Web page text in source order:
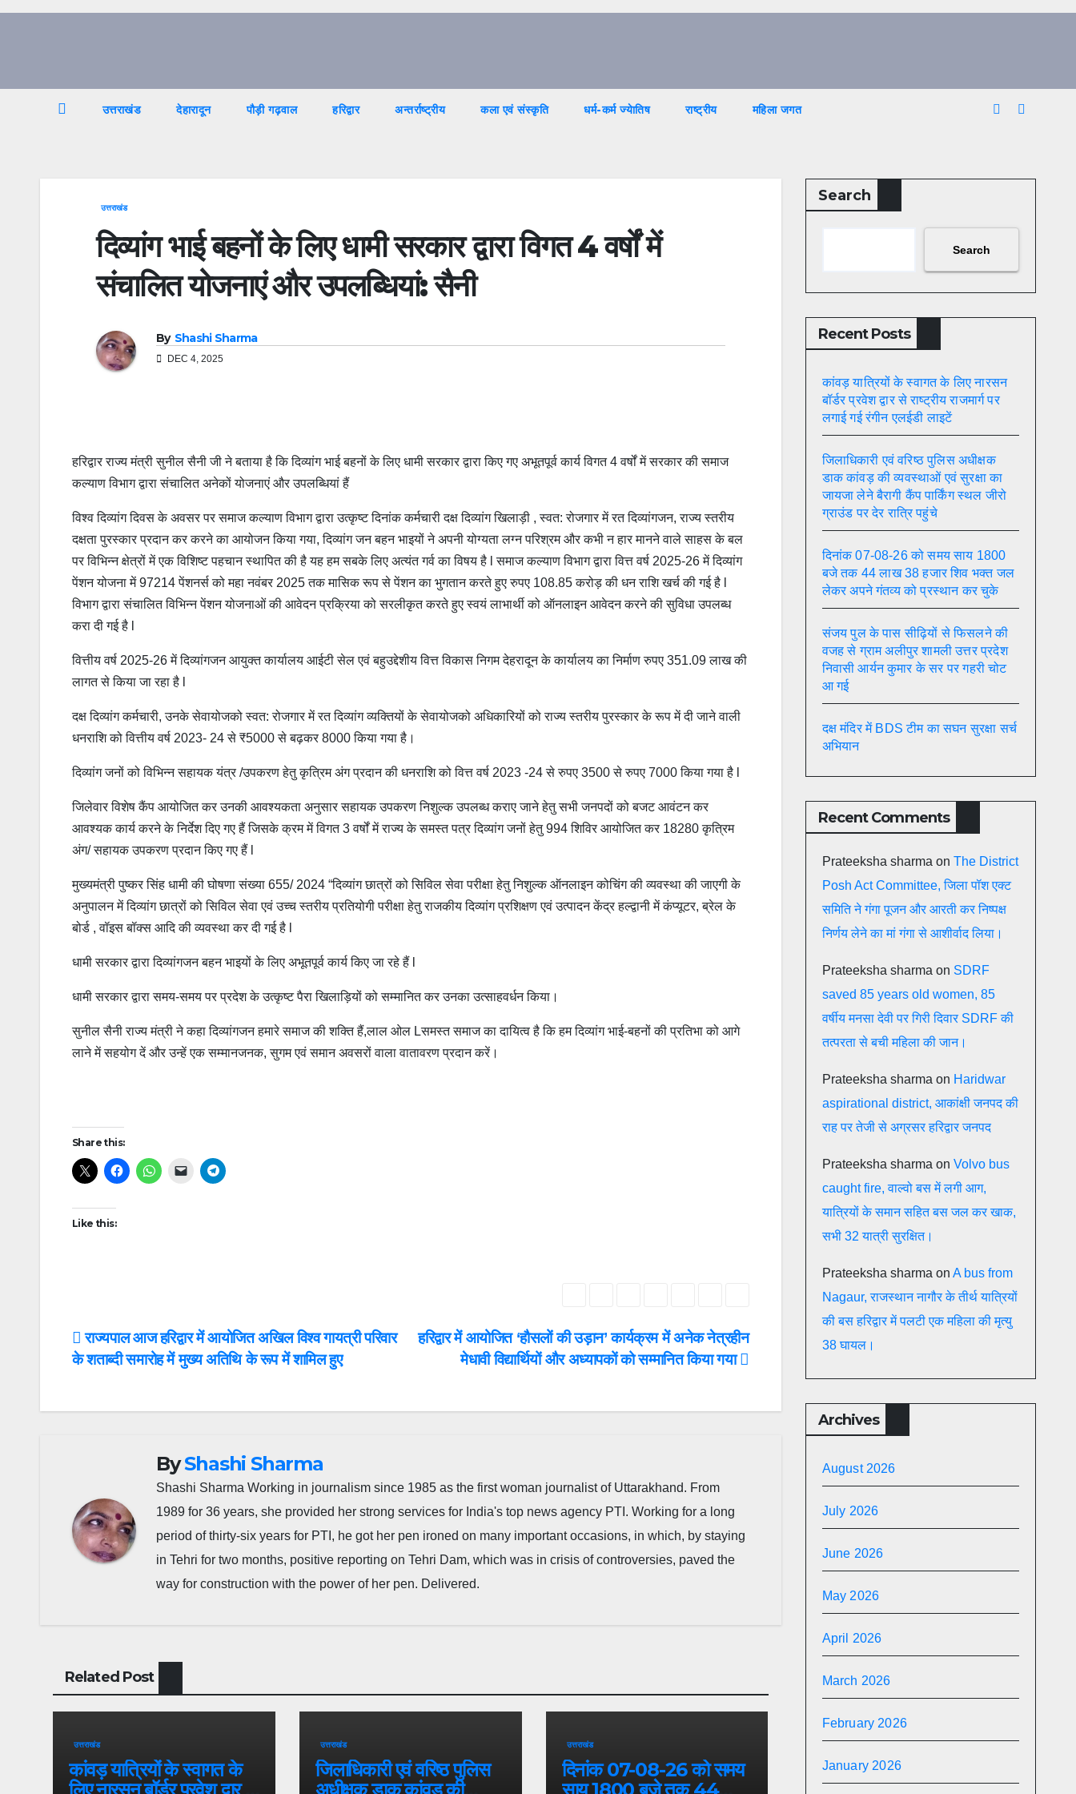
Skip
उत्तराखंड देहारादून पौड़ी गढ़वाल हरिद्वार अन्तर्राष्ट्रीय कला एवं संस्कृति धर्म-कर्म ज्येातिष राष्ट्रीय महिला जगत
उत्तराखंड
दिव्यांग भाई बहनों के लिए धामी सरकार द्वारा विगत 4 वर्षों में
संचालित योजनाएं और उपलब्धियां: सैनी
By Shashi Sharma
DEC 4, 2025
हरिद्वार राज्य मंत्री सुनील सैनी जी ने बताया है कि दिव्यांग भाई बहनों के लिए धामी सरकार द्वारा किए गए अभूतपूर्व कार्य विगत 4 वर्षों में सरकार की समाज
कल्याण विभाग द्वारा संचालित अनेकों योजनाएं और उपलब्धियां हैं
विश्व दिव्यांग दिवस के अवसर पर समाज कल्याण विभाग द्वारा उत्कृष्ट दिनांक कर्मचारी दक्ष दिव्यांग खिलाड़ी , स्वत: रोजगार में रत दिव्यांगजन, राज्य स्तरीय
दक्षता पुरस्कार प्रदान कर करने का आयोजन किया गया, दिव्यांग जन बहन भाइयों ने अपनी योग्यता लग्न परिश्रम और कभी न हार मानने वाले साहस के बल
पर विभिन्न क्षेत्रों में एक विशिष्ट पहचान स्थापित की है यह हम सबके लिए अत्यंत गर्व का विषय है l समाज कल्याण विभाग द्वारा वित्त वर्ष 2025-26 में दिव्यांग
पेंशन योजना में 97214 पेंशनर्स को महा नवंबर 2025 तक मासिक रूप से पेंशन का भुगतान करते हुए रुपए 108.85 करोड़ की धन राशि खर्च की गई है l
विभाग द्वारा संचालित विभिन्न पेंशन योजनाओं की आवेदन प्रक्रिया को सरलीकृत करते हुए स्वयं लाभार्थी को ऑनलाइन आवेदन करने की सुविधा उपलब्ध
करा दी गई है l
वित्तीय वर्ष 2025-26 में दिव्यांगजन आयुक्त कार्यालय आईटी सेल एवं बहुउद्देशीय वित्त विकास निगम देहरादून के कार्यालय का निर्माण रुपए 351.09 लाख की
लागत से किया जा रहा है l
दक्ष दिव्यांग कर्मचारी, उनके सेवायोजको स्वत: रोजगार में रत दिव्यांग व्यक्तियों के सेवायोजको अधिकारियों को राज्य स्तरीय पुरस्कार के रूप में दी जाने वाली
धनराशि को वित्तीय वर्ष 2023- 24 से ₹5000 से बढ़कर 8000 किया गया है।
दिव्यांग जनों को विभिन्न सहायक यंत्र /उपकरण हेतु कृत्रिम अंग प्रदान की धनराशि को वित्त वर्ष 2023 -24 से रुपए 3500 से रुपए 7000 किया गया है l
जिलेवार विशेष कैंप आयोजित कर उनकी आवश्यकता अनुसार सहायक उपकरण निशुल्क उपलब्ध कराए जाने हेतु सभी जनपदों को बजट आवंटन कर
आवश्यक कार्य करने के निर्देश दिए गए हैं जिसके क्रम में विगत 3 वर्षों में राज्य के समस्त पत्र दिव्यांग जनों हेतु 994 शिविर आयोजित कर 18280 कृत्रिम
अंग/ सहायक उपकरण प्रदान किए गए हैं l
मुख्यमंत्री पुष्कर सिंह धामी की घोषणा संख्या 655/ 2024 “दिव्यांग छात्रों को सिविल सेवा परीक्षा हेतु निशुल्क ऑनलाइन कोचिंग की व्यवस्था की जाएगी के
अनुपालन में दिव्यांग छात्रों को सिविल सेवा एवं उच्च स्तरीय प्रतियोगी परीक्षा हेतु राजकीय दिव्यांग प्रशिक्षण एवं उत्पादन केंद्र हल्द्वानी में कंप्यूटर, ब्रेल के
बोर्ड , वॉइस बॉक्स आदि की व्यवस्था कर दी गई है l
धामी सरकार द्वारा दिव्यांगजन बहन भाइयों के लिए अभूतपूर्व कार्य किए जा रहे हैं l
धामी सरकार द्वारा समय-समय पर प्रदेश के उत्कृष्ट पैरा खिलाड़ियों को सम्मानित कर उनका उत्साहवर्धन किया।
सुनील सैनी राज्य मंत्री ने कहा दिव्यांगजन हमारे समाज की शक्ति हैं,लाल ओल Lसमस्त समाज का दायित्व है कि हम दिव्यांग भाई-बहनों की प्रतिभा को आगे
लाने में सहयोग दें और उन्हें एक सम्मानजनक, सुगम एवं समान अवसरों वाला वातावरण प्रदान करें।
Post
navigation
Share this:
Like this:
Post
navigation
हरिद्वार में आयोजित ‘हौसलों की उड़ान’ कार्यक्रम में अनेक नेत्रहीन
मेधावी विद्यार्थियों और अध्यापकों को सम्मानित किया गया
राज्यपाल आज हरिद्वार में आयोजित अखिल विश्व गायत्री परिवार
के शताब्दी समारोह में मुख्य अतिथि के रूप में शामिल हुए
ByShashi Sharma
Shashi Sharma Working in journalism since 1985 as the first woman journalist of Uttarakhand. From
1989 for 36 years, she provided her strong services for India's top news agency PTI. Working for a long
period of thirty-six years for PTI, he got her pen ironed on many important occasions, in which, by staying
in Tehri for two months, positive reporting on Tehri Dam, which was in crisis of controversies, paved the
way for construction with the power of her pen. Delivered.
Related Post
उत्तराखंड
कांवड़ यात्रियों के स्वागत के
उत्तराखंड
जिलाधिकारी एवं वरिष्ठ पुलिस
उत्तराखंड
दिनांक 07-08-26 को समय
Search
Search
Recent Posts
कांवड़ यात्रियों के स्वागत के लिए नारसन
बॉर्डर प्रवेश द्वार से राष्ट्रीय राजमार्ग पर
लगाई गई रंगीन एलईडी लाइटें
जिलाधिकारी एवं वरिष्ठ पुलिस अधीक्षक
डाक कांवड़ की व्यवस्थाओं एवं सुरक्षा का
जायजा लेने बैरागी कैंप पार्किंग स्थल जीरो
ग्राउंड पर देर रात्रि पहुंचे
दिनांक 07-08-26 को समय साय 1800
बजे तक 44 लाख 38 हजार शिव भक्त जल
लेकर अपने गंतव्य को प्रस्थान कर चुके
संजय पुल के पास सीढ़ियों से फिसलने की
वजह से ग्राम अलीपुर शामली उत्तर प्रदेश
निवासी आर्यन कुमार के सर पर गहरी चोट
आ गई
दक्ष मंदिर में BDS टीम का सघन सुरक्षा सर्च
अभियान
Recent Comments
Prateeksha sharma on The District
Posh Act Committee, जिला पॉश एक्ट
समिति ने गंगा पूजन और आरती कर निष्पक्ष
निर्णय लेने का मां गंगा से आशीर्वाद लिया।
Prateeksha sharma on SDRF
saved 85 years old women, 85
वर्षीय मनसा देवी पर गिरी दिवार SDRF की
तत्परता से बची महिला की जान।
Prateeksha sharma on Haridwar
aspirational district, आकांक्षी जनपद की
राह पर तेजी से अग्रसर हरिद्वार जनपद
Prateeksha sharma on Volvo bus
caught fire, वाल्वो बस में लगी आग,
यात्रियों के समान सहित बस जल कर खाक,
सभी 32 यात्री सुरक्षित।
Prateeksha sharma on A bus from
Nagaur, राजस्थान नागौर के तीर्थ यात्रियों
की बस हरिद्वार में पलटी एक महिला की मृत्यु
38 घायल।
Archives
August 2026
July 2026
June 2026
May 2026
April 2026
March 2026
February 2026
January 2026